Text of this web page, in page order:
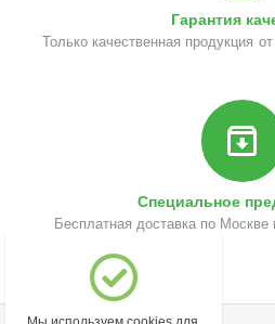
Гарантия
Только качественная продукция
Специальное
Бесплатная доставка по Москве